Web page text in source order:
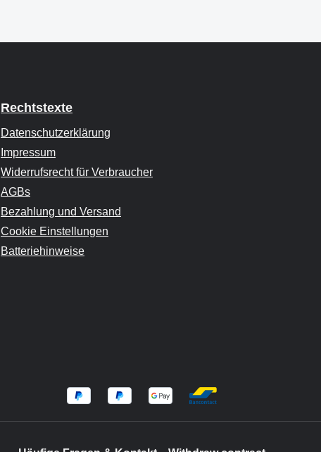
Rechtstexte
Datenschutzerklärung
Impressum
Widerrufsrecht für Verbraucher
AGBs
Bezahlung und Versand
Cookie Einstellungen
Batteriehinweise